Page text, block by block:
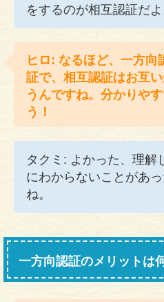
をするのが相互認証だ
ヒロ: なるほど、一方向
証で、相互認証はお互
うんですね。分かりや
う！
タクミ: よかった、理解
にわからないことがあ
ね。
一方向認証のメリットは